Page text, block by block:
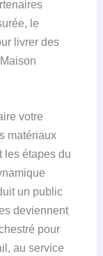
le
livrer des
votre
matériaux
les étapes du
un public
deviennent
pour
au service